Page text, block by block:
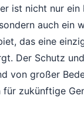
ist nicht nur ein
auch ein
das eine
Der Schutz
von großer
für zukünftige